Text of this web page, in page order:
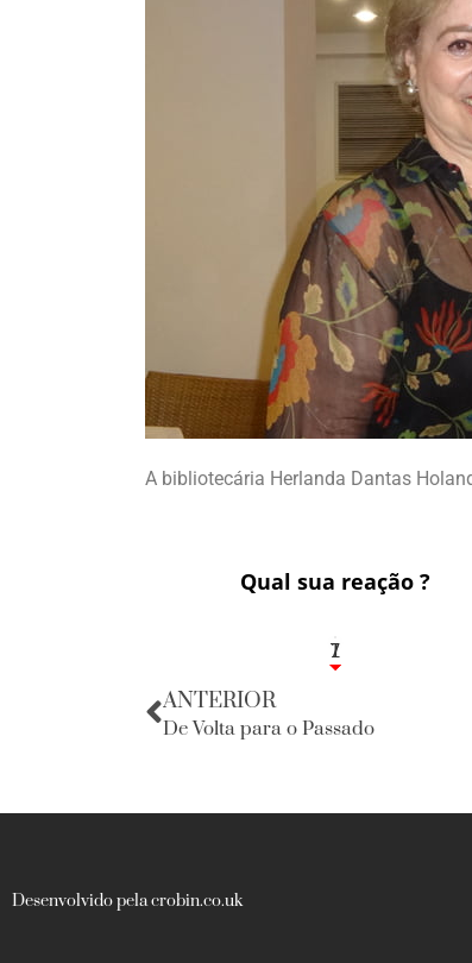
A bibliotecária Herlanda Dantas
Qual sua reação ?
1
7
ANTERIOR
De Volta para o Passado
Desenvolvido pela crobin.co.uk